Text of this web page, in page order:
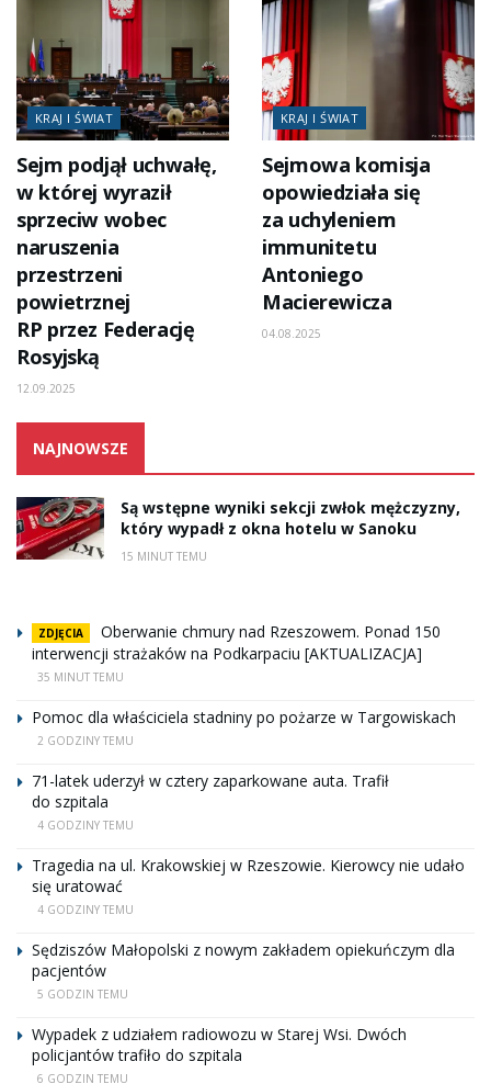
KRAJ I ŚWIAT
Sejm podjął uchwałę,
w której wyraził
sprzeciw wobec
naruszenia
przestrzeni
powietrznej
RP przez Federację
Rosyjską
12.09.2025
KRAJ I ŚWIAT
Sejmowa komisja
opowiedziała się
za uchyleniem
immunitetu
Antoniego
Macierewicza
04.08.2025
NAJNOWSZE
Są wstępne wyniki sekcji zwłok mężczyzny,
który wypadł z okna hotelu w Sanoku
15 MINUT TEMU
ZDJĘCIA
Oberwanie chmury nad Rzeszowem. Ponad 150
interwencji strażaków na Podkarpaciu [AKTUALIZACJA]
35 MINUT TEMU
Pomoc dla właściciela stadniny po pożarze w Targowiskach
2 GODZINY TEMU
71-latek uderzył w cztery zaparkowane auta. Trafił
do szpitala
4 GODZINY TEMU
Tragedia na ul. Krakowskiej w Rzeszowie. Kierowcy nie udało
się uratować
4 GODZINY TEMU
Sędziszów Małopolski z nowym zakładem opiekuńczym dla
pacjentów
5 GODZIN TEMU
Wypadek z udziałem radiowozu w Starej Wsi. Dwóch
policjantów trafiło do szpitala
6 GODZIN TEMU